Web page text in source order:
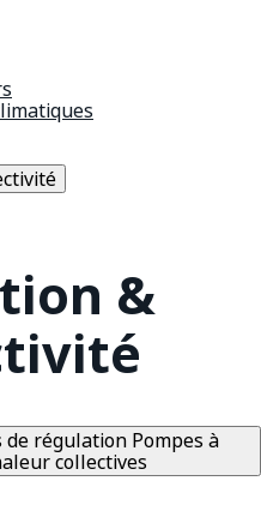
&
régulation Pompes à
collectives